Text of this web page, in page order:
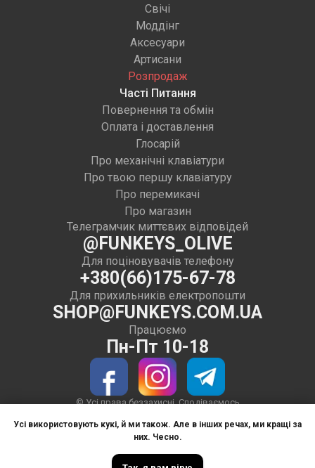
Усі використовують кукі, й ми також. Але в інших речах, ми кращі за
них. Чесно.
Свічі
Моддінг
Аксесуари
Артисани
Розпродаж
Часті Питання
Повернення та обмін
Оплата і доставлення
Глосарій
Про механічні клавіатури
Про твою першу клавіатуру
Про перемикачі
Про магазин
Телеграмчик миттєвих відповідей
@FUNKEYS_OLIVE
Для поціновувачів телефону
+380(66)175-67-78
Для прихильників електропошти
SHOP@FUNKEYS.COM.UA
Працюємо
Пн-Пт 10-18
© Усі права беззахисні. Сподіваємось
Використовуємо тире в текстах на сайті